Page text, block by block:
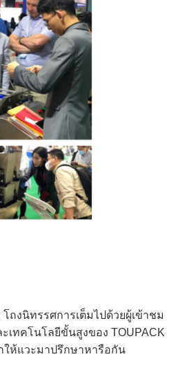
ถงนิทรรศการเต็มไปด้วยผู้เข้าชม
ทคโนโลยีขั้นสูงของ TOUPACK
ให้แวะมาปรึกษาหารือกัน